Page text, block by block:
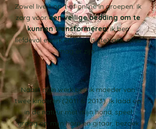
Zowel live 1 op 1 of online in groepen. Ik
zorg vooreen veilige bedding om te
kunnen transformeren, ik ben
liefdevol eerlijk en niets is (te) gek, alles
mag er zijn.
Naast mijn werk ben ik moeder van
twee kinderen (2011 & 2013). Ik laad op
in de natuur met mijn hond, speel
graag op mijn harp en gitaar, bezoek